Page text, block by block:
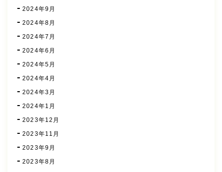
2024年9月
2024年8月
2024年7月
2024年6月
2024年5月
2024年4月
2024年3月
2024年1月
2023年12月
2023年11月
2023年9月
2023年8月